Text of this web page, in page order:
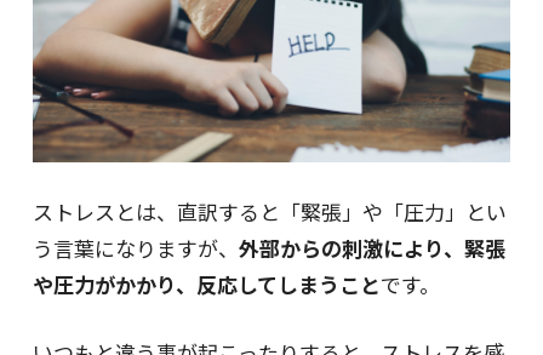
ストレスとは、直訳すると「緊張」や「圧力」とい
う言葉になりますが、 外部からの刺激により、緊張
や圧力がかかり、反応してしまうことです。